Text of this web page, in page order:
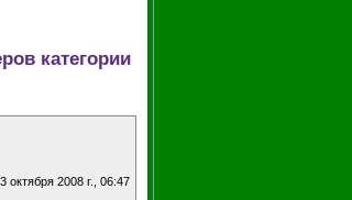
категории
октября 2008 г., 06:47